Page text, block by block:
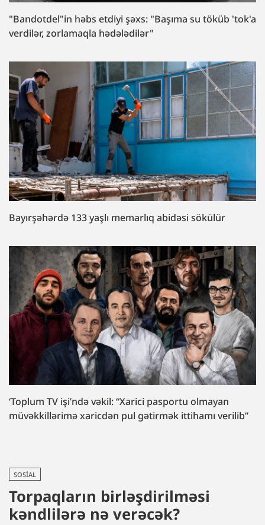
"Bandotdel"in həbs etdiyi şəxs: "Başıma su töküb 'tok'a
verdilər, zorlamaqla hədələdilər"
Bayırşəhərdə 133 yaşlı memarlıq abidəsi sökülür
‘Toplum TV işi’ndə vəkil: “Xarici pasportu olmayan
müvəkkillərimə xaricdən pul gətirmək ittihamı verilib”
SOSIAL
Torpaqların birləşdirilməsi
kəndlilərə nə verəcək?